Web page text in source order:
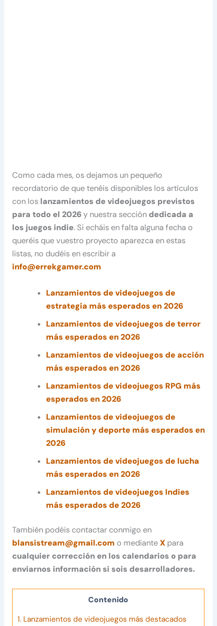
Como cada mes, os dejamos un pequeño
recordatorio de que tenéis disponibles los artículos
con los lanzamientos de videojuegos previstos
para todo el 2026y nuestra sección dedicada a
los juegos indie. Si echáis en falta alguna fecha o
queréis que vuestro proyecto aparezca en estas
listas, no dudéis en escribir a
info@errekgamer.com
Lanzamientos de videojuegos de
estrategia más esperados en 2026
Lanzamientos de videojuegos de terror
más esperados en 2026
Lanzamientos de videojuegos de acción
más esperados en 2026
Lanzamientos de videojuegos RPG más
esperados en 2026
Lanzamientos de videojuegos de
simulación y deporte más esperados en
2026
Lanzamientos de videojuegos de lucha
más esperados en 2026
Lanzamientos de videojuegos Indies
más esperados de 2026
También podéis contactar conmigo en
blansistream@gmail.com o medianteX para
cualquier corrección en los calendarios o para
enviarnos información si sois desarrolladores.
Contenido
1. Lanzamientos de videojuegos más destacados